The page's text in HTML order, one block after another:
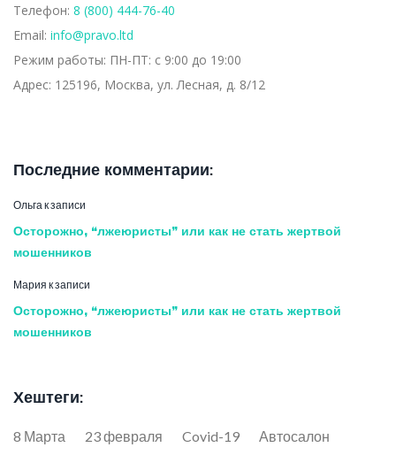
Телефон: 8 (800) 444-76-40
Email: info@pravo.ltd
Режим работы: ПН-ПТ: с 9:00 до 19:00
Адрес: 125196, Москва, ул. Лесная, д. 8/12
Последние комментарии:
Ольга к записи
Осторожно, “лжеюристы” или как не стать жертвой
мошенников
Мария к записи
Осторожно, “лжеюристы” или как не стать жертвой
мошенников
Хештеги:
8 Марта 23 февраля Covid-19 Автосалон